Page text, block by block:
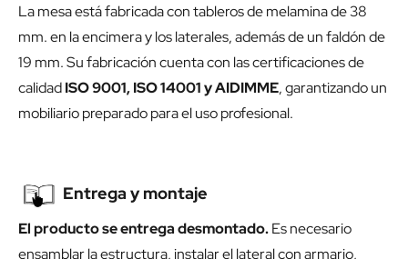
La mesa está fabricada con tableros de melamina de 38
mm. en la encimera y los laterales, además de un faldón de
19 mm. Su fabricación cuenta con las certificaciones de
calidadISO 9001, ISO 14001 y AIDIMME, garantizando un
mobiliario preparado para el uso profesional.
Entrega y montaje
El producto se entrega desmontado.Es necesario
ensamblar la estructura, instalar el lateral con armario,